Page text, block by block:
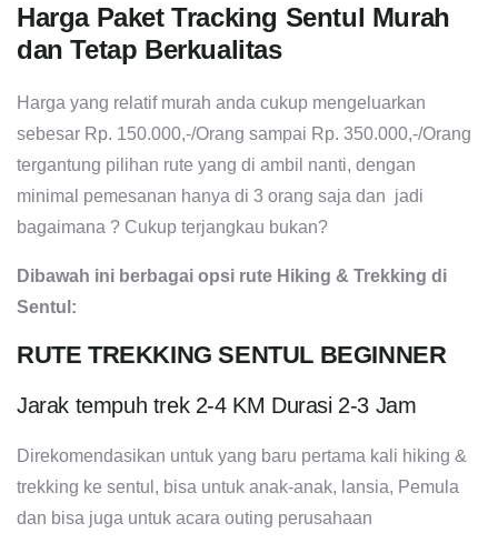
Harga Paket Tracking Sentul Murah
dan Tetap Berkualitas
Harga yang relatif murah anda cukup mengeluarkan
sebesar Rp. 150.000,-/Orang sampai Rp. 350.000,-/Orang
tergantung pilihan rute yang di ambil nanti, dengan
minimal pemesanan hanya di 3 orang saja dan jadi
bagaimana ? Cukup terjangkau bukan?
Dibawah ini berbagai opsi rute Hiking & Trekking di
Sentul:
RUTE TREKKING SENTUL BEGINNER
Jarak tempuh trek 2-4 KM Durasi 2-3 Jam
Direkomendasikan untuk yang baru pertama kali hiking &
trekking ke sentul, bisa untuk anak-anak, lansia, Pemula
dan bisa juga untuk acara outing perusahaan